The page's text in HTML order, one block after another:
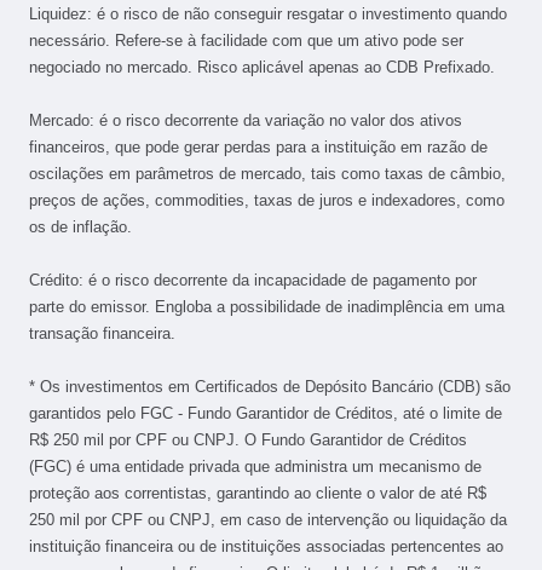
Liquidez: é o risco de não conseguir resgatar o investimento quando
necessário. Refere-se à facilidade com que um ativo pode ser
negociado no mercado. Risco aplicável apenas ao CDB Prefixado.
Mercado: é o risco decorrente da variação no valor dos ativos
financeiros, que pode gerar perdas para a instituição em razão de
oscilações em parâmetros de mercado, tais como taxas de câmbio,
preços de ações, commodities, taxas de juros e indexadores, como
os de inflação.
Crédito: é o risco decorrente da incapacidade de pagamento por
parte do emissor. Engloba a possibilidade de inadimplência em uma
transação financeira.
* Os investimentos em Certificados de Depósito Bancário (CDB) são
garantidos pelo FGC - Fundo Garantidor de Créditos, até o limite de
R$ 250 mil por CPF ou CNPJ. O Fundo Garantidor de Créditos
(FGC) é uma entidade privada que administra um mecanismo de
proteção aos correntistas, garantindo ao cliente o valor de até R$
250 mil por CPF ou CNPJ, em caso de intervenção ou liquidação da
instituição financeira ou de instituições associadas pertencentes ao